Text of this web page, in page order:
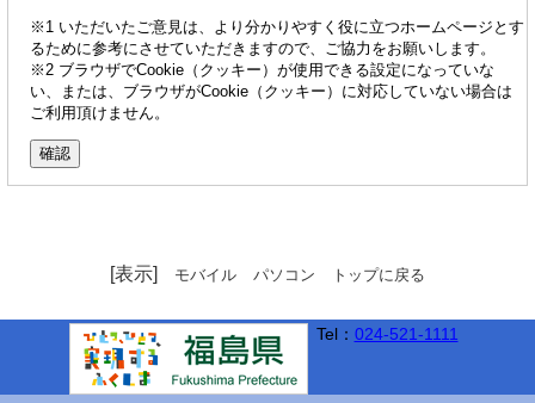
※1 いただいたご意見は、より分かりやすく役に立つホームページとす
るために参考にさせていただきますので、ご協力をお願いします。
※2 ブラウザでCookie（クッキー）が使用できる設定になっていな
い、または、ブラウザがCookie（クッキー）に対応していない場合は
ご利用頂けません。
[表示] モバイル パソコン トップに戻る
Tel： 024-521-1111